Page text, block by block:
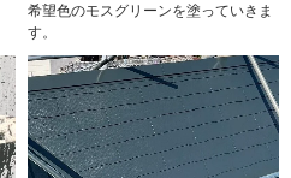
希望色のモスグリーンを塗っていきま
す。